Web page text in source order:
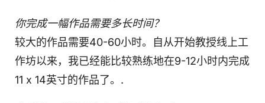
你完成一幅作品需要多长时间？
较大的作品需要40-60小时。自从开始教授线上工
作坊以来，我已经能比较熟练地在9-12小时内完成
11 x 14英寸的作品了。.